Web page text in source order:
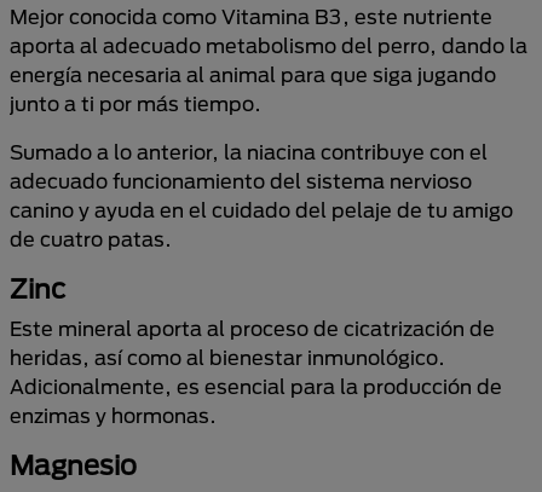
Mejor conocida como Vitamina B3, este nutriente
aporta al adecuado metabolismo del perro, dando la
energía necesaria al animal para que siga jugando
junto a ti por más tiempo.
Sumado a lo anterior, la niacina contribuye con el
adecuado funcionamiento del sistema nervioso
canino y ayuda en el cuidado del pelaje de tu amigo
de cuatro patas.
Zinc
Este mineral aporta al proceso de cicatrización de
heridas, así como al bienestar inmunológico.
Adicionalmente, es esencial para la producción de
enzimas y hormonas.
Magnesio